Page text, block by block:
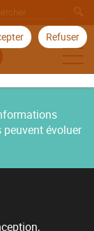
Refuser
évoluer